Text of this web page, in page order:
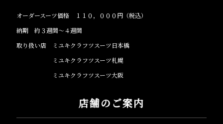
オーダースーツ価格 １１０，０００円（税込）
納期 約３週間～４週間
取り扱い店 ミユキクラフツスーツ日本橋
ミユキクラフツスーツ札幌
ミユキクラフツスーツ大阪
店舗のご案内